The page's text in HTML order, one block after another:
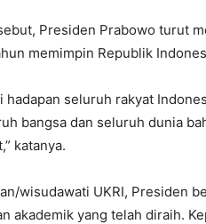
Presiden Prabowo turut
memimpin Republik
hadapan seluruh rakyat
bangsa dan seluruh dunia
katanya.
wisudawati UKRI, Presiden
akademik yang telah diraih.